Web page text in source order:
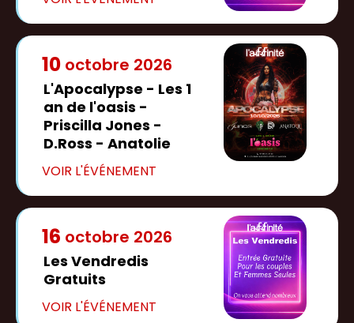
10 octobre 2026
L'Apocalypse - Les 1
an de l'oasis -
Priscilla Jones -
D.Ross - Anatolie
16 octobre 2026
Les Vendredis
Gratuits